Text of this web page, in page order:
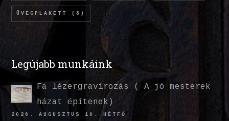
ÜVEGPLAKETT (8)
Legújabb munkáink
Fa lézergravírozás ( A jó mesterek
házat építenek)
2026. AUGUSZTUS 10. HÉTFŐ